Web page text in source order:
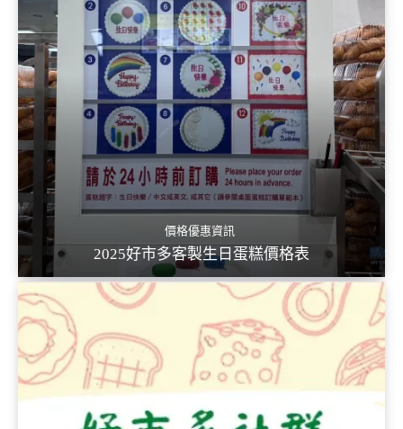
價格優惠資訊
2025好市多客製生日蛋糕價格表